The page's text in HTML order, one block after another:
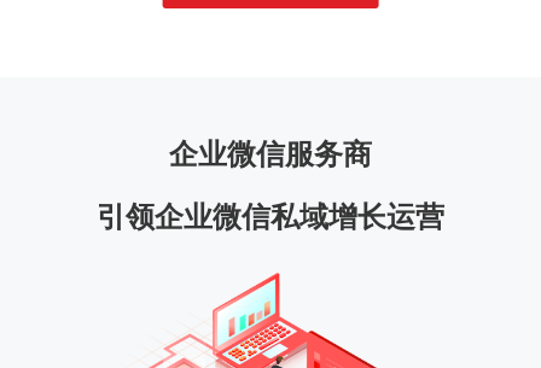
企业微信服务商
引领企业微信私域增长运营